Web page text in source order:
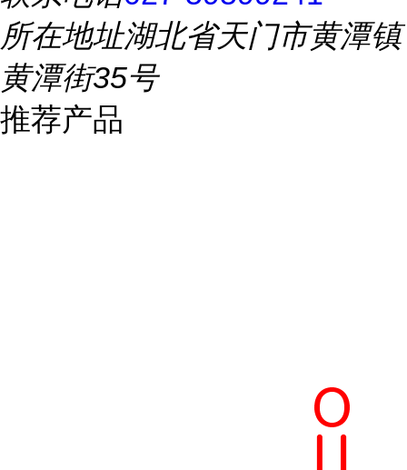
所在地址湖北省天门市黄潭镇
黄潭街35号
推荐产品